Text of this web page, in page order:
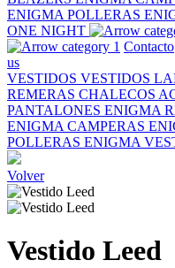
ENIGMA POLLERAS
ONE NIGHT
Contacto
us
VESTIDOS VESTIDOS
REMERAS CHALECOS
PANTALONES ENIGMA
ENIGMA CAMPERAS
POLLERAS ENIGMA
Volver
Vestido Leed